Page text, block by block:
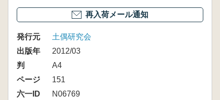
再入荷メール通知
発行元
土偶研究会
出版年
2012/03
判
A4
ページ
151
六一ID
N06769